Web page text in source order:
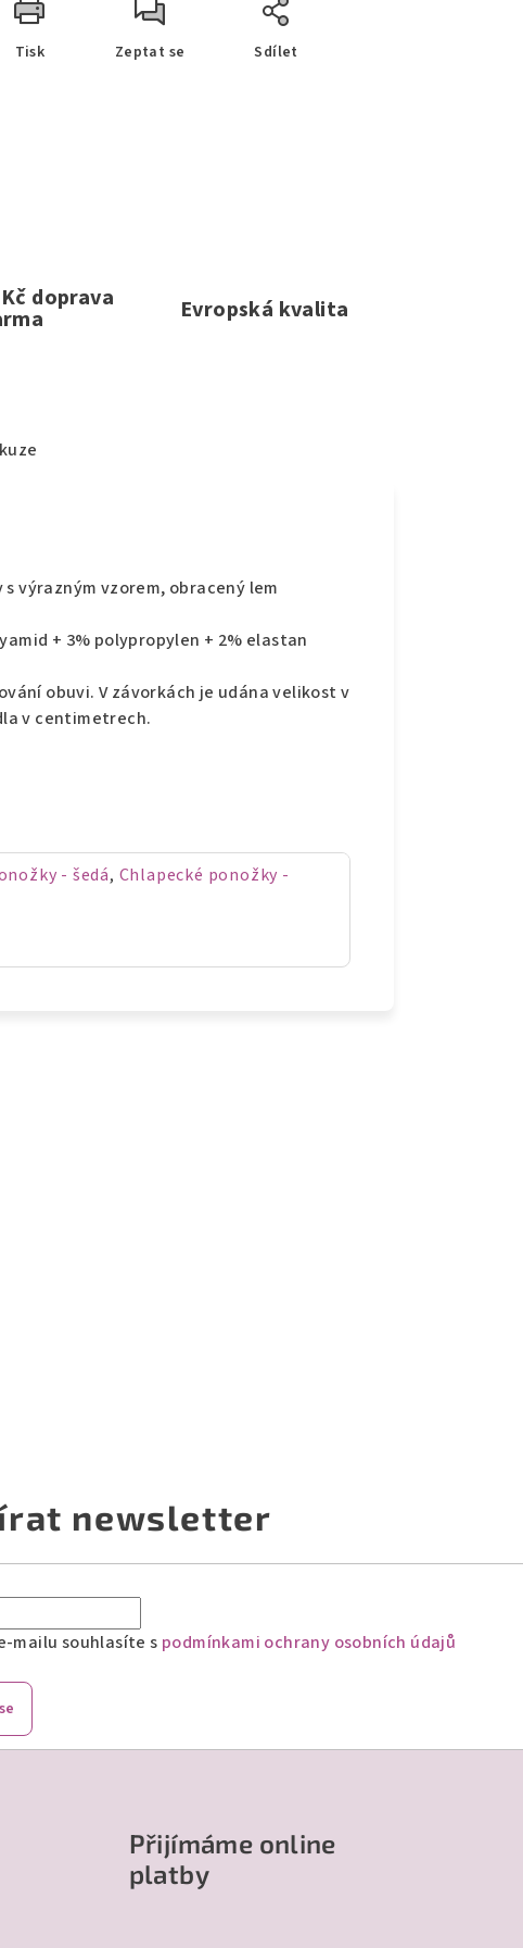
Tisk Zeptat se Sdílet
doprava Evropská kvalita
výrazným vzorem, obracený lem
+ 3% polypropylen + 2% elastan
obuvi. V závorkách je udána velikost v
v centimetrech.
- šedá, Chlapecké ponožky -
newsletter
mailu souhlasíte s podmínkami ochrany osobních údajů
Přijímáme online
platby